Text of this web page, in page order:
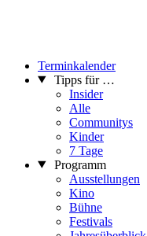
Terminkalender
Tipps für …
Insider
Alle
Communitys
Kinder
7 Tage
Programm
Ausstellungen
Kino
Bühne
Festivals